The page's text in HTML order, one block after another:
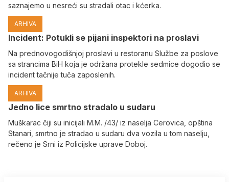
saznajemo u nesreći su stradali otac i kćerka.
ARHIVA
Incident: Potukli se pijani inspektori na proslavi
Na prednovogodišnjoj proslavi u restoranu Službe za poslove
sa strancima BiH koja je održana protekle sedmice dogodio se
incident tačnije tuča zaposlenih.
ARHIVA
Јedno lice smrtno stradalo u sudaru
Muškarac čiji su inicijali M.M. /43/ iz naselja Cerovica, opština
Stanari, smrtno je stradao u sudaru dva vozila u tom naselju,
rečeno je Srni iz Policijske uprave Doboj.